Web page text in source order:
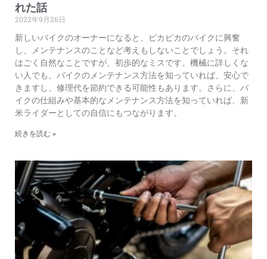
れた話
2022年9月26日
新しいバイクのオーナーになると、ピカピカのバイクに興奮
し、メンテナンスのことなど考えもしないことでしょう。それ
はごく自然なことですが、初歩的なミスです。機械に詳しくな
い人でも、バイクのメンテナンス方法を知っていれば、安心で
きますし、修理代を節約できる可能性もあります。さらに、バ
イクの仕組みや基本的なメンテナンス方法を知っていれば、新
米ライダーとしての自信にもつながります。
続きを読む »